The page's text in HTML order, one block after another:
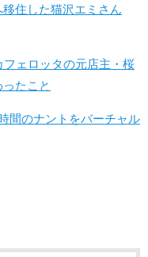
移住した猫沢エミさん
フェロッタの元店主・桜
たこと
間のナントをバーチャル